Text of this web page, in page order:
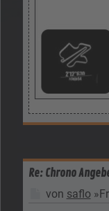
Re: Chrono
Beitrag
von saflo»